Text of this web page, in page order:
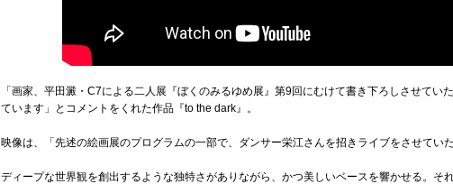
「画家、平田澱・C7による二人展『ぼくのみるゆめ展』第9回にむけて書き下ろしさせて
ています」とコメントをくれた作品『to the dark』。
映像は、「先述の絵画展のプログラムの一部で、ダンサー栄江さんを招きライブをさせてい
ディープな世界観を創出するような独特さがありながら、かつ美しいベースを響かせる。そ